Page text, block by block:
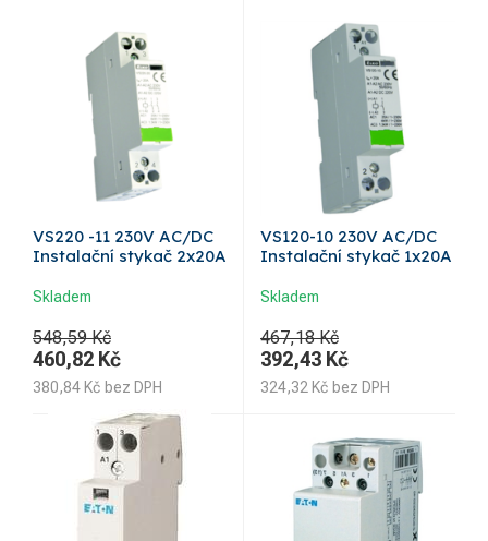
VS220 -11 230V AC/DC
Instalační stykač 2x20A
Skladem
548,59 Kč
460,82 Kč
380,84 Kč bez DPH
VS120-10 230V AC/DC
Instalační stykač 1x20A
Skladem
467,18 Kč
392,43 Kč
324,32 Kč bez DPH